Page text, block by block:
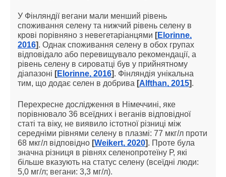
У Фінляндії вегани мали менший рівень
споживання селену та нижчий рівень селену в
крові порівняно з невегетаріанцями [Elorinne,
2016]. Однак споживання селену в обох групах
відповідало або перевищувало рекомендації, а
рівень селену в сироватці був у прийнятному
діапазоні [Elorinne, 2016]. Фінляндія унікальна
тим, що додає селен в добрива [Alfthan, 2015].
Перехресне дослідження в Німеччині, яке
порівнювало 36 всеїдних і веганів відповідної
статі та віку, не виявило істотної різниці між
середніми рівнями селену в плазмі: 77 мкг/л проти
68 мкг/л відповідно [Weikert, 2020]. Проте була
значна різниця в рівнях селенопротеїну Р, які
більше вказують на статус селену (всеїдні люди:
5,0 мг/л; вегани: 3,3 мг/л).